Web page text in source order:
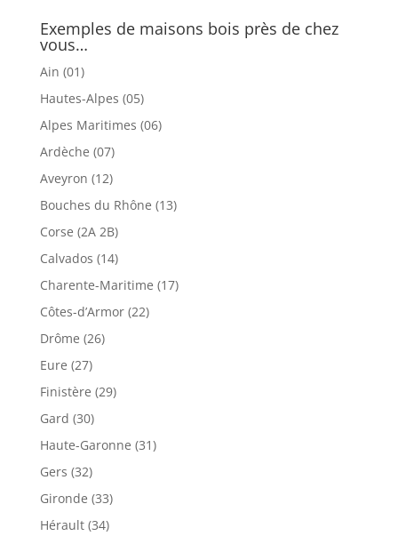
Exemples de maisons bois près de chez
vous…
Ain (01)
Hautes-Alpes (05)
Alpes Maritimes (06)
Ardèche (07)
Aveyron (12)
Bouches du Rhône (13)
Corse (2A 2B)
Calvados (14)
Charente-Maritime (17)
Côtes-d’Armor (22)
Drôme (26)
Eure (27)
Finistère (29)
Gard (30)
Haute-Garonne (31)
Gers (32)
Gironde (33)
Hérault (34)